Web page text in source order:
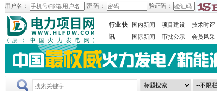
用户名： 密 码： 验证码：
行业 快
讯
国内新闻 项目建设
技术时评
国际新闻
审批公示 会员风采